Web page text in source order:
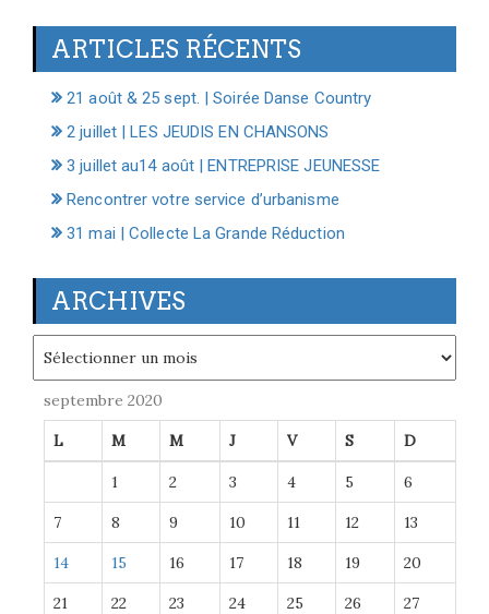
ARTICLES RÉCENTS
21 août & 25 sept. | Soirée Danse Country
2 juillet | LES JEUDIS EN CHANSONS
3 juillet au14 août | ENTREPRISE JEUNESSE
Rencontrer votre service d’urbanisme
31 mai | Collecte La Grande Réduction
ARCHIVES
septembre 2020
L M M J V S D
1 2 3 4 5 6
7 8 9 10 11 12 13
14 15 16 17 18 19 20
21 22 23 24 25 26 27